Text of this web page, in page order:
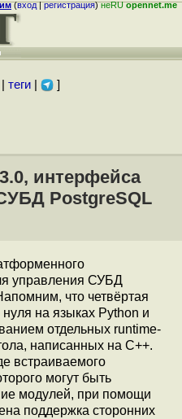
(вход|регистрация)неRUopennet.me
теги| ]
интерфейса
PostgreSQL
управления СУБД
что четвёртая
на языках Python и
отдельных runtime-
написанных на C++.
встраиваемого
могут быть
модулей, при помощи
поддержка сторонних